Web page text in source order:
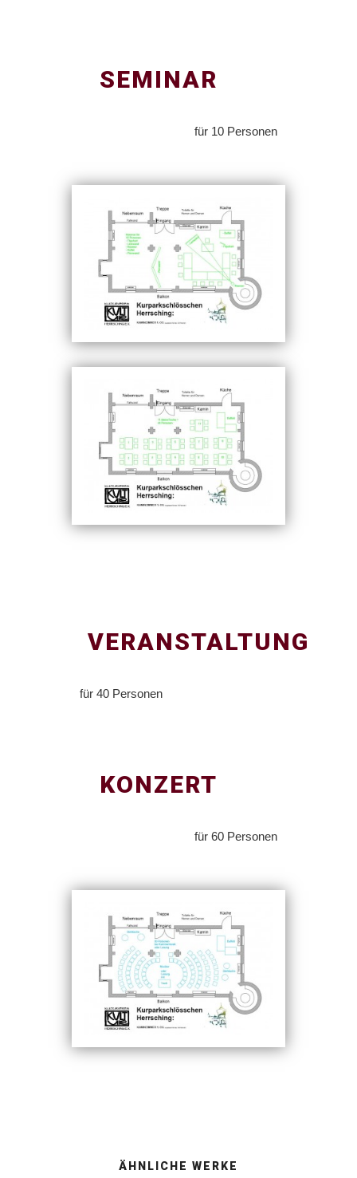
SEMINAR
für 10 Personen
VERANSTALTUNG
für 40 Personen
KONZERT
für 60 Personen
ÄHNLICHE WERKE